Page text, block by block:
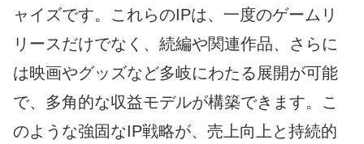
ャイズです。これらのIPは、一度のゲームリ
リースだけでなく、続編や関連作品、さらに
は映画やグッズなど多岐にわたる展開が可能
で、多角的な収益モデルが構築できます。こ
のような強固なIP戦略が、売上向上と持続的